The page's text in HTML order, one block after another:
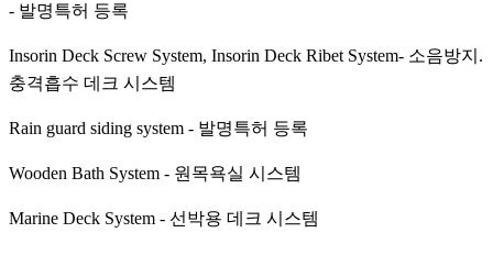
- 발명특허 등록
Insorin Deck Screw System, Insorin Deck Ribet System- 소음방지.
충격흡수 데크 시스템
Rain guard siding system - 발명특허 등록
Wooden Bath System - 원목욕실 시스템
Marine Deck System - 선박용 데크 시스템